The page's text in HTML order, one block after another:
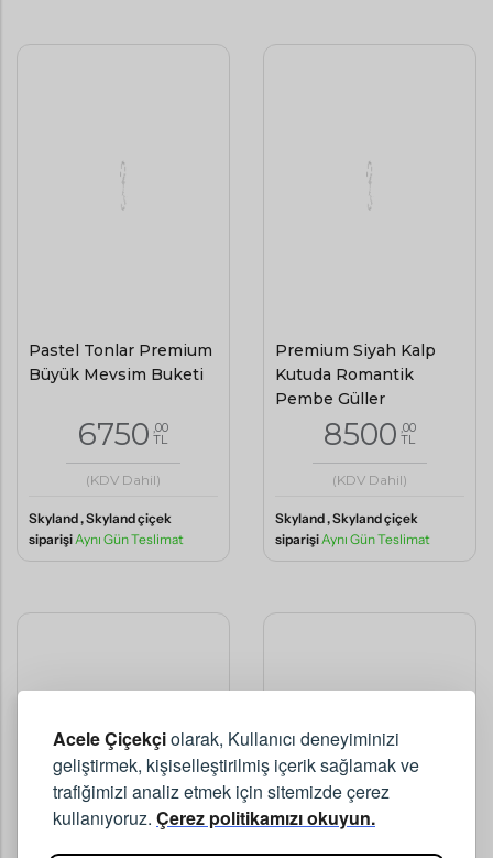
Acele Çiçekçiolarak, Kullanıcı deneyiminizi
geliştirmek, kişiselleştirilmiş içerik sağlamak ve
trafiğimizi analiz etmek için sitemizde çerez
kullanıyoruz. Çerez politikamızı okuyun.
Pastel Tonlar Premium
Büyük Mevsim Buketi
6750 ,00
TL
(KDV Dahil)
Skyland , Skyland çiçek
siparişiAynı Gün Teslimat
Premium Siyah Kalp
Kutuda Romantik
Pembe Güller
8500 ,00
TL
(KDV Dahil)
Skyland , Skyland çiçek
siparişiAynı Gün Teslimat